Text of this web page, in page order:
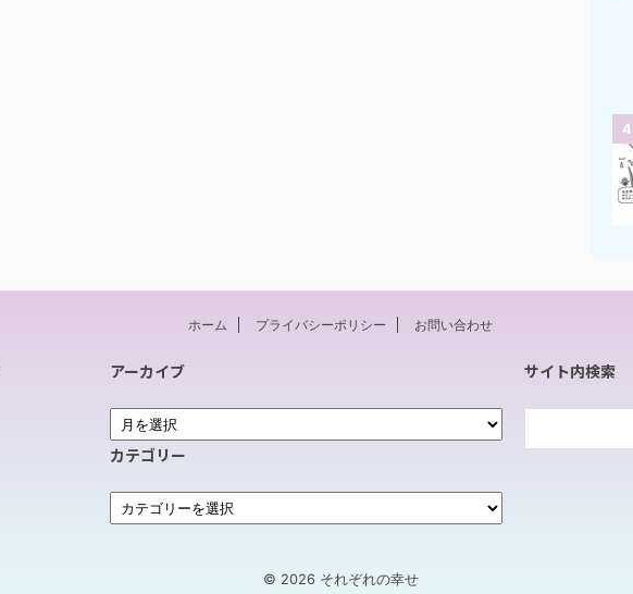
4
ホーム プライバシーポリシー お問い合わせ
アーカイブ
カテゴリー
サイト内検索
© 2026 それぞれの幸せ